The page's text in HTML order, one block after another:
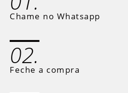
Chame no Whatsapp
02.
Feche a compra